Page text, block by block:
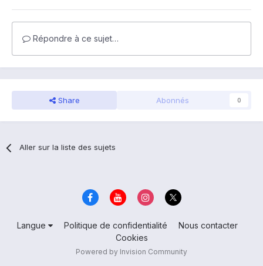
Répondre à ce sujet…
Share Abonnés 0
Aller sur la liste des sujets
Langue Politique de confidentialité
Nous contacter
Cookies
Powered by Invision Community